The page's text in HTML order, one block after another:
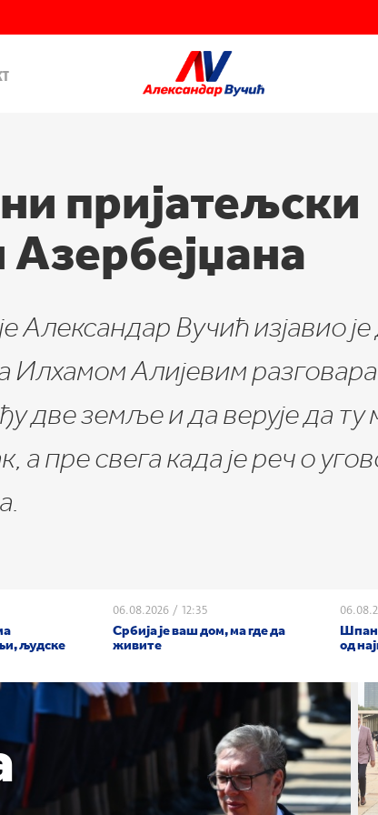
пријатељски
Вучић изјавио је
Илхамом Алијевим
две земље и да верује да
а пре свега када је реч о
људске
06.08.2026 / 12:35
Србија је ваш дом, ма где да
живите
од